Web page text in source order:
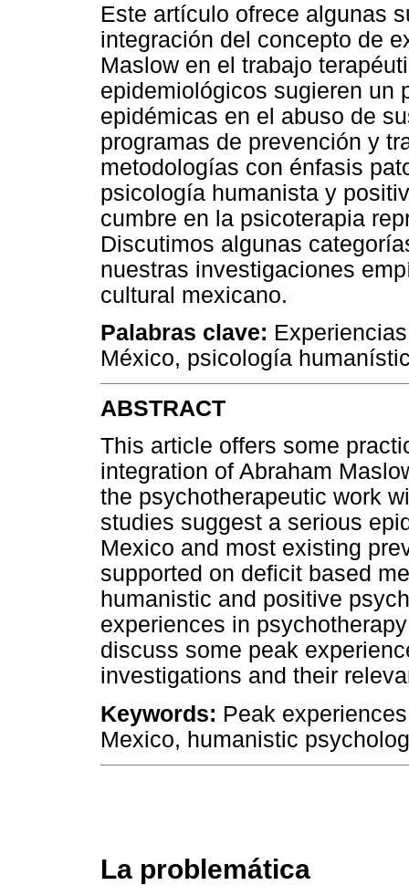
Este artículo ofrece algunas
integración del concepto de
Maslow en el trabajo
epidemiológicos sugieren un
epidémicas en el abuso de
programas de prevención y
metodologías con énfasis
psicología humanista y
cumbre en la psicoterapia
Discutimos algunas
nuestras investigaciones
cultural mexicano.
Palabras clave:
México, psicología
ABSTRACT
This article offers some
integration of Abraham
the psychotherapeutic work
studies suggest a serious
Mexico and most existing
supported on deficit based
humanistic and positive
experiences in
discuss some peak
investigations and their
Keywords: Peak
Mexico, humanistic
La problemática